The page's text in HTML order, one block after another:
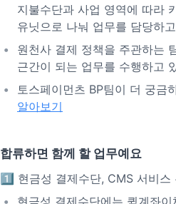
지불수단과 사업 영역에 따라
유닛으로 나눠 업무를 담당하
원천사 결제 정책을 주관하는
근간이 되는 업무를 수행하고
토스페이먼츠 BP팀이 더 궁금
알아보기
합류하면 함께 할 업무예요
1️⃣ 현금성 결제수단, CMS 서비
현금성 결제수단에는 퀵계좌